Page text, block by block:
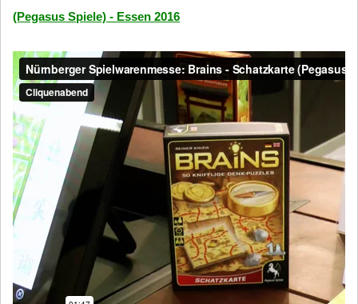
(Pegasus Spiele) - Essen 2016